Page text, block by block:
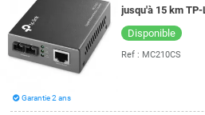
jusqu'à 15 km
Disponible
Ref : MC210CS
Garantie 2 ans